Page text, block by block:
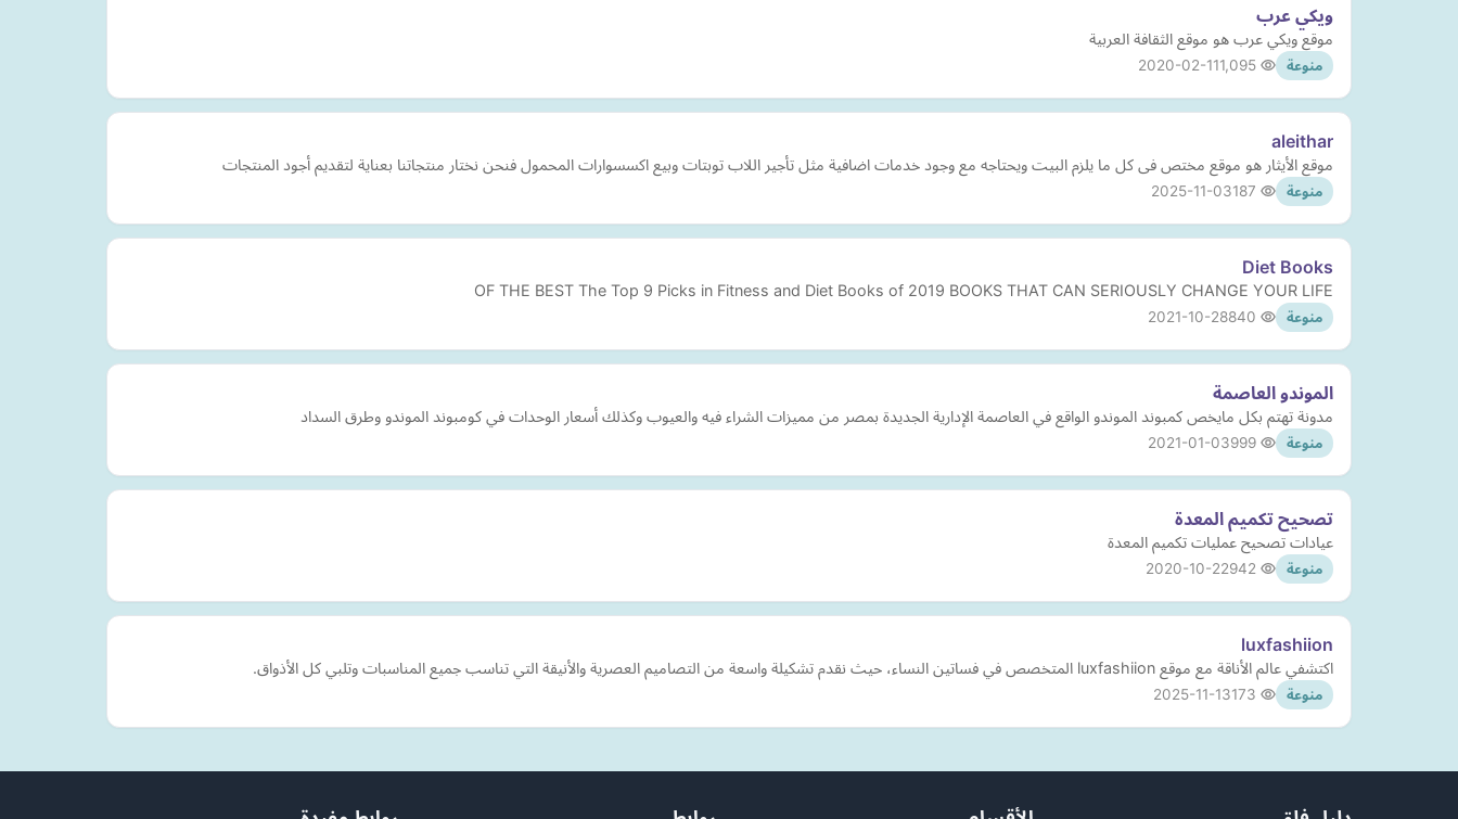
ويكي عرب
موقع ويكي عرب هو موقع الثقافة العربية
منوعة 2020-02-11
aleithar
موقع الأيثار هو موقع مختص فى كل ما يلزم البيت ويحتاجه مع وجود خدمات اضافية مثل تأجير اللاب توبتات وبيع اكسسوارات المحمول فنحن نختار منتجاتنا بعناية لتقديم أجود المنتجات
منوعة 2025-11-03
Diet Books
OF THE BEST The Top 9 Picks in Fitness and Diet Books of 2019 BOOKS THAT CAN SERIOUSLY CHANGE YOUR LIFE
منوعة 2021-10-28
الموندو العاصمة
مدونة تهتم بكل مايخص كمبوند الموندو الواقع في العاصمة الإدارية الجديدة بمصر من مميزات الشراء فيه والعيوب وكذلك أسعار الوحدات في كومبوند الموندو وطرق السداد
منوعة 2021-01-03
تصحيح تكميم المعدة
عيادات تصحيح عمليات تكميم المعدة
منوعة 2020-10-22
luxfashiion
اكتشفي عالم الأناقة مع موقع luxfashiion المتخصص في فساتين النساء، حيث نقدم تشكيلة واسعة من التصاميم العصرية والأنيقة التي تناسب جميع المناسبات وتلبي كل الأذواق.
منوعة 2025-11-13